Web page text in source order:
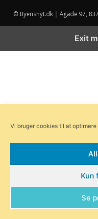
© Byensnyt.dk | Ågade 97,
Vi bruger cookies til at
Kun
Se
Exit